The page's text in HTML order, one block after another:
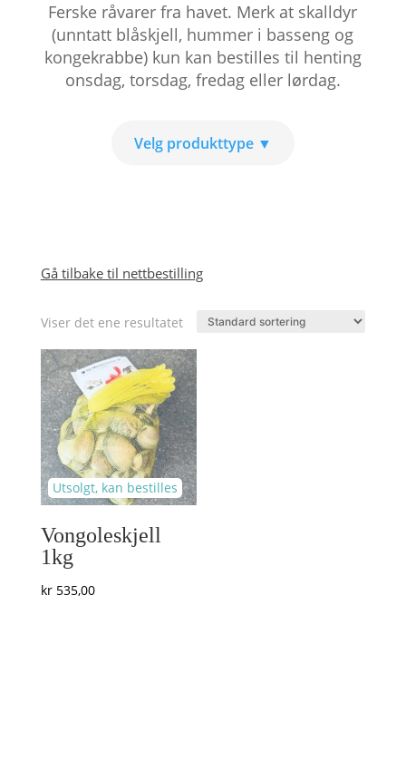
Ferske råvarer fra havet. Merk at skalldyr
(unntatt blåskjell, hummer i basseng og
kongekrabbe) kun kan bestilles til henting
onsdag, torsdag, fredag eller lørdag.
Gå tilbake til nettbestilling
Viser det ene resultatet
Vongoleskjell
1kg
kr535,00